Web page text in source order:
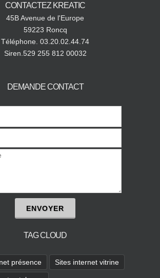
CONTACTEZ KREATIC
45B Avenue de l'Europe
59223 Roncq
Téléphone. 03.20.02.44.74
Siren.529 255 812 00032
DEMANDE CONTACT
ENVOYER
TAG CLOUD
présence Sites internet vitrine